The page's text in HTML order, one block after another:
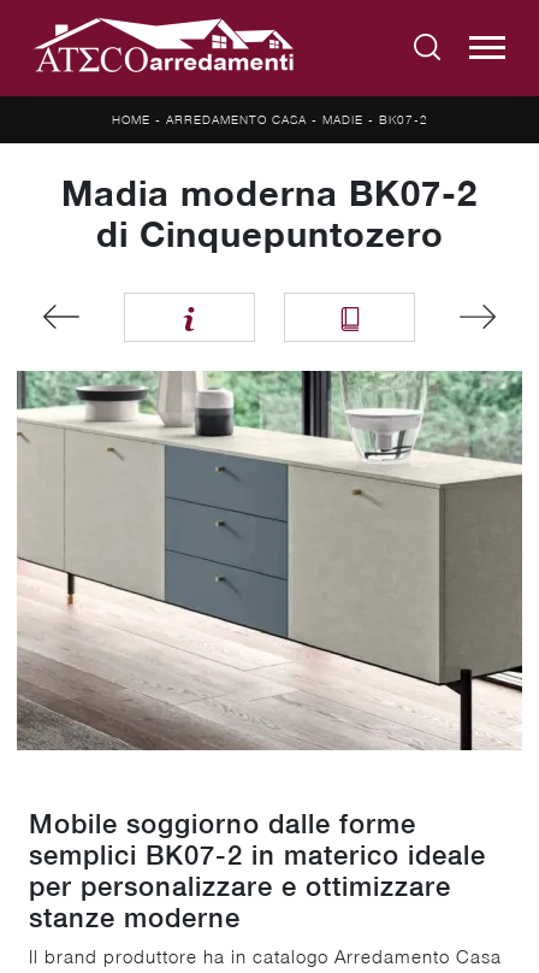
HOME - ARREDAMENTO CASA - MADIE - BK07-2
Madia moderna BK07-2
di Cinquepuntozero
Mobile soggiorno dalle forme
semplici BK07-2 in materico ideale
per personalizzare e ottimizzare
stanze moderne
Il brand produttore ha in catalogo Arredamento Casa